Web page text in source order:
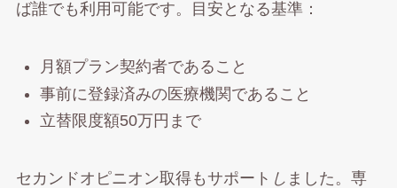
ば誰でも利用可能です。目安となる基準：
月額プラン契約者であること
事前に登録済みの医療機関であること
立替限度額50万円まで
セカンドオピニオン取得もサポート し ました。専